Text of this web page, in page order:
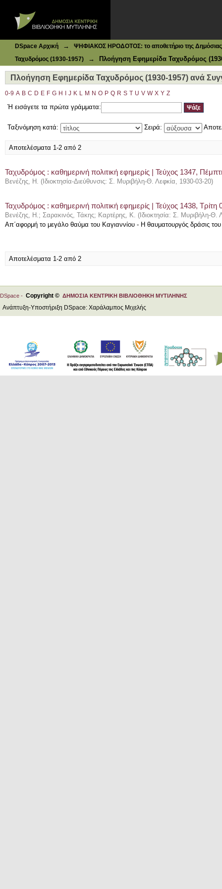
DSpace Αρχική →
ΨΗΦΙΑΚΟΣ ΗΡΟΔΟΤΟΣ: το αποθετήριο της Δημόσιας
Ταχυδρόμος (1930-1957)
→ Πλοήγηση Εφημερίδα Ταχυδρόμος
Πλοήγηση Εφημερίδα Ταχυδρόμος (1930-1957) ανά
0-9 A B C D E F G H J K L M N O P Q R S T U V W X Y Z
Ή εισάγετε τα πρώτα γράμματα:
Ταξινόμηση κατά: Σειρά:
Αποτελέσματα 1-2 από 2
Ταχυδρόμος : καθημερινή πολιτική εφημερίς | Τεύχος 1347,
Βενέζης, Η. ( Ιδιοκτησία-Διεύθυνσις: Σ. Μυριβήλη-Θ. Λεφκία, 1930-03-20)
Ταχυδρόμος : καθημερινή πολιτική εφημερίς | Τεύχος 1438, Τρίτη
Βενέζης, Η.; Σαρακινός, Τάκης; Καρτέρης, Κ. ( Ιδιοκτησία: Σ. Μυριβήλη-Θ.
Απ΄αφορμή το μεγάλο θαύμα του Καγιαννίου - Η θαυματουργός δράσις
Αποτελέσματα 1-2 από 2
DSpace - Copyright © ΔΗΜΟΣΙΑ ΚΕΝΤΡΙΚΗ ΒΙΒΛΙΟΘΗΚΗ ΜΥΤΙΛΗΝΗΣ
Ανάπτυξη-Υποστήριξη DSpace: Χαράλαμπος Μιχελής